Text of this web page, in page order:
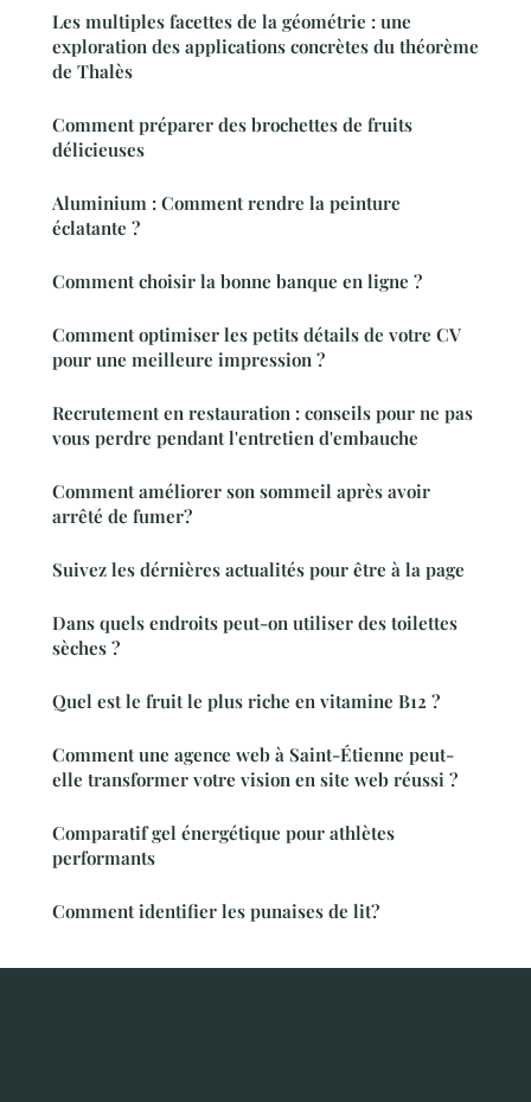
Les multiples facettes de la géométrie : une
exploration des applications concrètes du théorème
de Thalès
Comment préparer des brochettes de fruits
délicieuses
Aluminium : Comment rendre la peinture
éclatante ?
Comment choisir la bonne banque en ligne ?
Comment optimiser les petits détails de votre CV
pour une meilleure impression ?
Recrutement en restauration : conseils pour ne pas
vous perdre pendant l'entretien d'embauche
Comment améliorer son sommeil après avoir
arrêté de fumer?
Suivez les dérnières actualités pour être à la page
Dans quels endroits peut-on utiliser des toilettes
sèches ?
Quel est le fruit le plus riche en vitamine B12 ?
Comment une agence web à Saint-Étienne peut-
elle transformer votre vision en site web réussi ?
Comparatif gel énergétique pour athlètes
performants
Comment identifier les punaises de lit?